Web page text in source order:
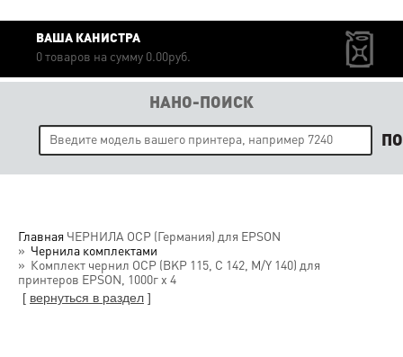
ВАША КАНИСТРА
0 товаров на сумму 0.00руб.
НАНО-ПОИСК
Главная ЧЕРНИЛА OCP (Германия) для EPSON
Чернила комплектами
Комплект чернил OCP (BKP 115, C 142, M/Y 140) для
принтеров EPSON, 1000г х 4
[ вернуться в раздел ]